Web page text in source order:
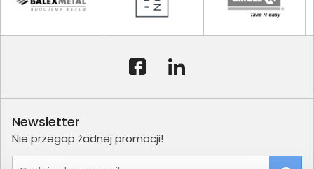
Newsletter
Nie przegap żadnej promocji!